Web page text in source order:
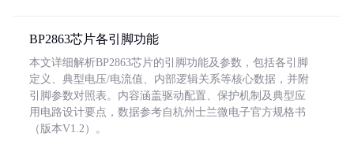
BP2863芯片各引脚功能
本文详细解析BP2863芯片的引脚功能及参数，包括各引脚
定义、典型电压/电流值、内部逻辑关系等核心数据，并附
引脚参数对照表。内容涵盖驱动配置、保护机制及典型应
用电路设计要点，数据参考自杭州士兰微电子官方规格书
（版本V1.2）。